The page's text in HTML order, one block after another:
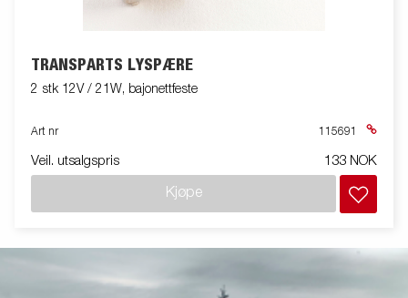
TRANSPARTS LYSPÆRE
2 stk 12V / 21W, bajonettfeste
Art nr 115691
Veil. utsalgspris 133 NOK
Kjøpe